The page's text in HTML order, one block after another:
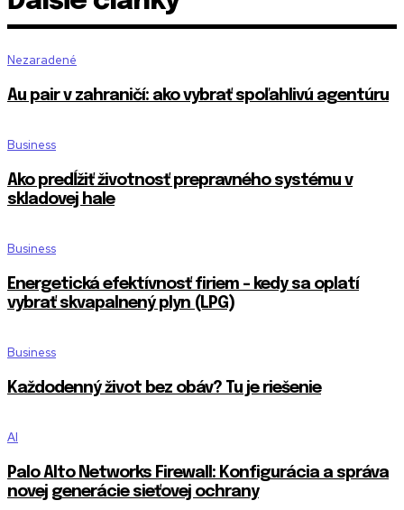
Nezaradené
Au pair v zahraničí: ako vybrať spoľahlivú agentúru
Business
Ako predĺžiť životnosť prepravného systému v
skladovej hale
Business
Energetická efektívnosť firiem – kedy sa oplatí
vybrať skvapalnený plyn (LPG)
Business
Každodenný život bez obáv? Tu je riešenie
AI
Palo Alto Networks Firewall: Konfigurácia a správa
novej generácie sieťovej ochrany